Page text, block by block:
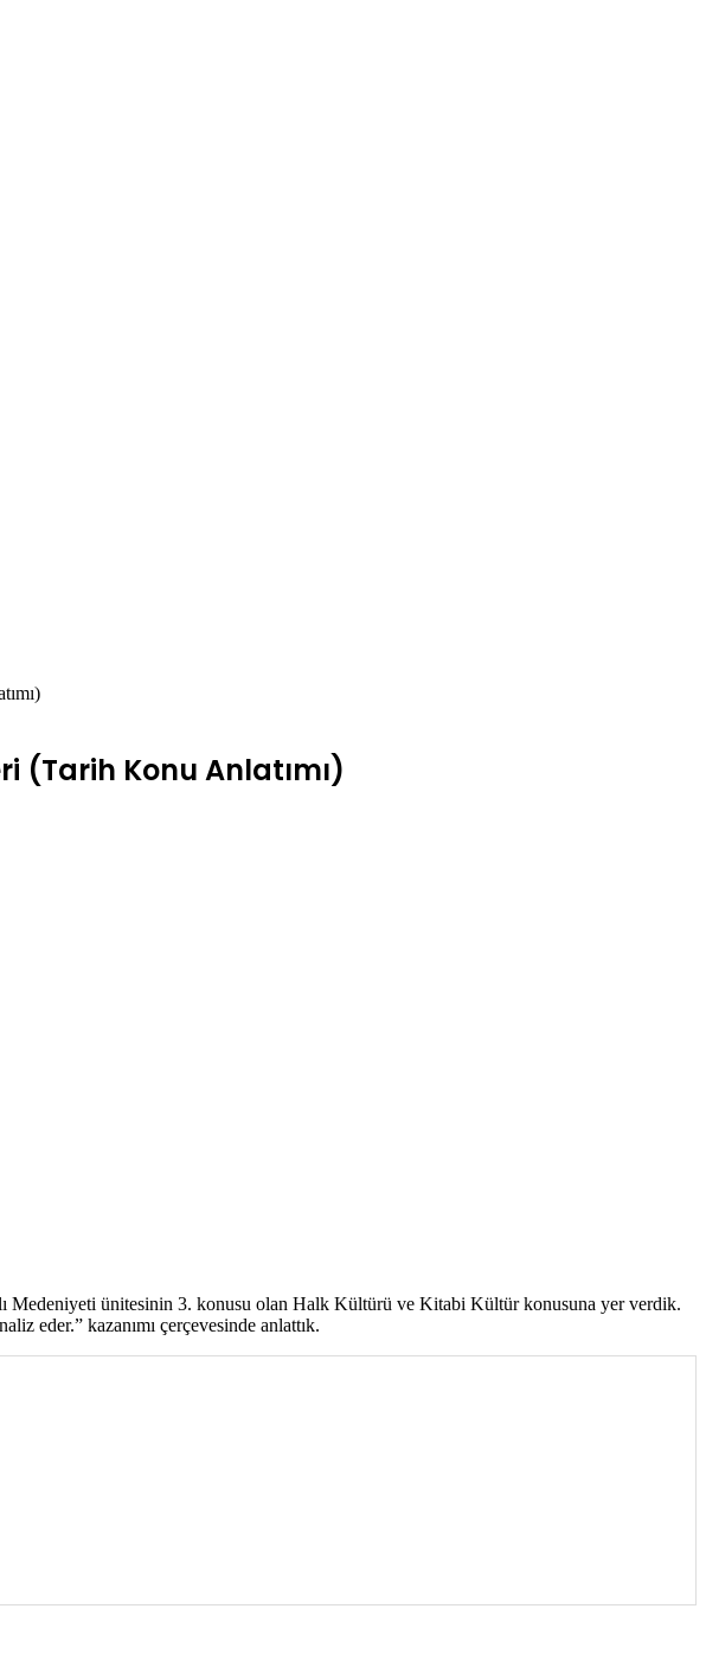
(Tarih Konu Anlatımı)
Medeniyeti ünitesinin 3. konusu olan Halk Kültürü ve Kitabi Kültür konusuna yer verdik.
eder.” kazanımı çerçevesinde anlattık.